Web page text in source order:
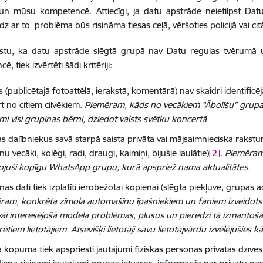
mūsu kompetencē. Attiecīgi, ja datu apstrāde neietilpst
ar to problēma būs risināma tiesas ceļā, vēršoties policijā vai
ka datu apstrāde slēgtā grupā nav Datu regulas tvērumā
tiek izvērtēti šādi kritēriji:
(publicētajā fotoattēlā, ierakstā, komentārā) nav skaidri
no citiem cilvēkiem. Piemēram, kāds no vecākiem “Ābolīšu”
visi grupiņas bērni, dziedot valsts svētku koncertā.
dalībniekus savā starpā saista privāta vai mājsaimnieciska
vecāki, kolēģi, radi, draugi, kaimiņi, bijušie laulātie)[2].
kopīgu WhatsApp grupu, kurā apspriež nama aktualitātes.
dati tiek izplatīti ierobežotai kopienai (slēgta piekļuve, grupas
konkrēta zīmola automašīnu īpašniekiem un faniem
interesējošā modeļa problēmas, plusus un pieredzi tā
lietotājiem. Atsevišķi lietotāji savu lietotājvārdu izvēlējušies
kopumā tiek apspriesti jautājumi fiziskas personas privātās